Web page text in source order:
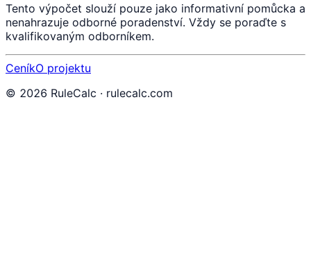
Tento výpočet slouží pouze jako informativní pomůcka a
nenahrazuje odborné poradenství. Vždy se poraďte s
kvalifikovaným odborníkem.
CeníkO projektu
© 2026 RuleCalc · rulecalc.com